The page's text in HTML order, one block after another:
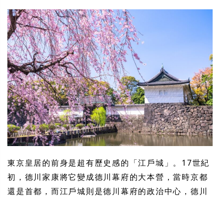
東京皇居的前身是超有歷史感的「江戶城」。17世紀
初，德川家康將它變成德川幕府的大本營，當時京都
還是首都，而江戶城則是德川幕府的政治中心，德川